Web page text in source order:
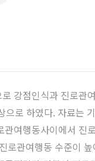
강점인식과 진로
으로 하였다. 자료
관여행동사이에서
관여행동 수준이